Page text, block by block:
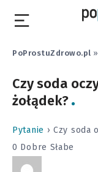
PoProstuZdrowo.pl »
Czy soda
żołądek?
Pytanie ›Czy soda
0 Dobre Słabe